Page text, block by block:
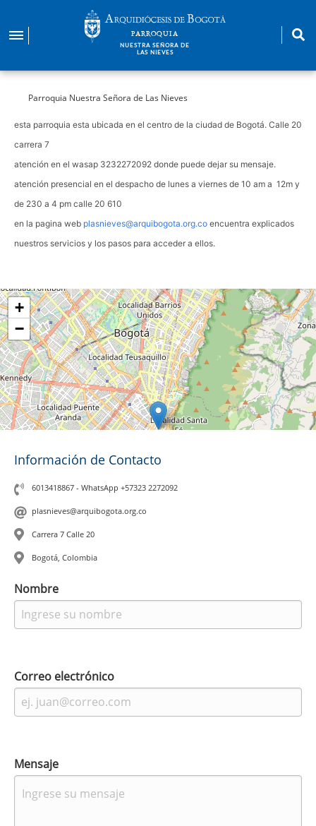
contenido
PARROQUIA
NUESTRA SEÑORA DE
LAS NIEVES
Parroquia Nuestra Señora de Las Nieves
esta parroquia esta ubicada en el centro de la ciudad de Bogotá. Calle 20
carrera 7
atención en el wasap 3232272092 donde puede dejar su mensaje.
atención presencial en el despacho de lunes a viernes de 10 am a 12m y
de 230 a 4 pm calle 20 610
en la pagina web plasnieves@arquibogota.org.co encuentra explicados
nuestros servicios y los pasos para acceder a ellos.
+
−
Información de Contacto
6013418867 - WhatsApp +57323 2272092
plasnieves@arquibogota.org.co
Carrera 7 Calle 20
Bogotá, Colombia
Nombre
Correo electrónico
Mensaje